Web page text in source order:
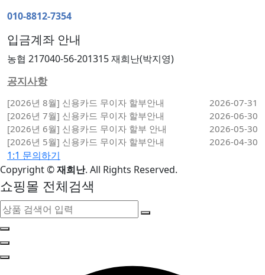
010-8812-7354
입금계좌 안내
농협 217040-56-201315 재희난(박지영)
공지사항
[2026년 8월] 신용카드 무이자 할부안내
2026-07-31
[2026년 7월] 신용카드 무이자 할부안내
2026-06-30
[2026년 6월] 신용카드 무이자 할부 안내
2026-05-30
[2026년 5월] 신용카드 무이자 할부안내
2026-04-30
1:1 문의하기
Copyright©재희난. All Rights Reserved.
쇼핑몰 전체검색